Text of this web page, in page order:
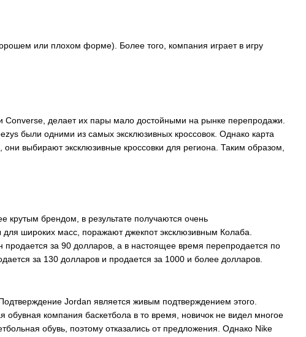
или плохом форме). Более того, компания играет в игру
Converse, делает их пары мало достойными на рынке перепродажи.
были одними из самых эксклюзивных кроссовок. Однако карта
выбирают эксклюзивные кроссовки для региона. Таким образом,
крутым брендом, в результате получаются очень
широких масс, поражают джекпот эксклюзивным Колаба.
за 90 долларов, а в настоящее время перепродается по
за 130 долларов и продается за 1000 и более долларов.
Jordan является живым подтверждением этого.
обувная компания баскетбола в то время, новичок не видел многое
обувь, поэтому отказались от предложения. Однако Nike